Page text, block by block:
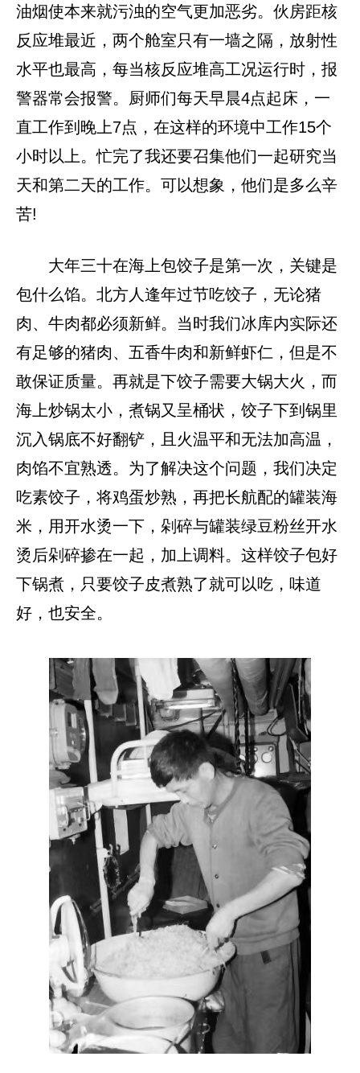
油烟使本来就污浊的空气更加恶劣。伙房距核
反应堆最近，两个舱室只有一墙之隔，放射性
水平也最高，每当核反应堆高工况运行时，报
警器常会报警。厨师们每天早晨4点起床，一
直工作到晚上7点，在这样的环境中工作15个
小时以上。忙完了我还要召集他们一起研究当
天和第二天的工作。可以想象，他们是多么辛
苦!
大年三十在海上包饺子是第一次，关键是
包什么馅。北方人逢年过节吃饺子，无论猪
肉、牛肉都必须新鲜。当时我们冰库内实际还
有足够的猪肉、五香牛肉和新鲜虾仁，但是不
敢保证质量。再就是下饺子需要大锅大火，而
海上炒锅太小，煮锅又呈桶状，饺子下到锅里
沉入锅底不好翻铲，且火温平和无法加高温，
肉馅不宜熟透。为了解决这个问题，我们决定
吃素饺子，将鸡蛋炒熟，再把长航配的罐装海
米，用开水烫一下，剁碎与罐装绿豆粉丝开水
烫后剁碎掺在一起，加上调料。这样饺子包好
下锅煮，只要饺子皮煮熟了就可以吃，味道
好，也安全。